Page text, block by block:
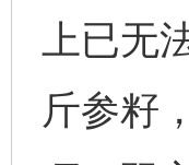
上已无
斤参籽